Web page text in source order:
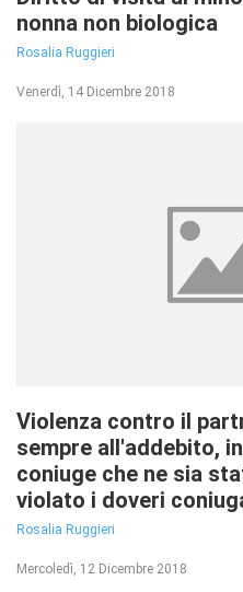
nonna non biologica
Rosalia Ruggieri
Venerdì, 14 Dicembre 2018
Violenza contro il
sempre all'addebito,
coniuge che ne sia
violato i doveri
Rosalia Ruggieri
Mercoledì, 12 Dicembre 2018